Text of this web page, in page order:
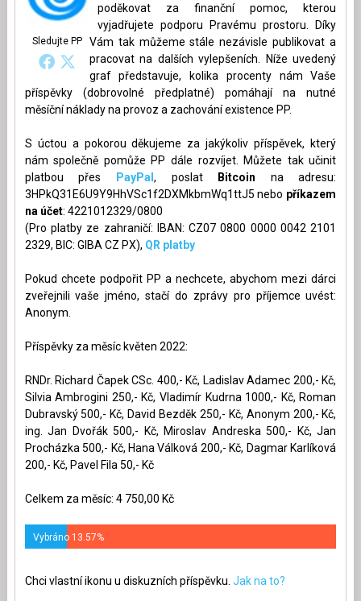
Sledujte PP
poděkovat za finanční pomoc, kterou
vyjadřujete podporu Pravému prostoru. Díky
Vám tak můžeme stále nezávisle publikovat a
pracovat na dalších vylepšeních. Níže uvedený
graf představuje, kolika procenty nám Vaše
příspěvky (dobrovolné předplatné) pomáhají na nutné
měsíční náklady na provoz a zachování existence PP.
S úctou a pokorou děkujeme za jakýkoliv příspěvek, který
nám společně pomůže PP dále rozvíjet. Můžete tak učinit
platbou přes
PayPal, poslat Bitcoin na adresu:
3HPkQ31E6U9Y9HhVSc1f2DXMkbmWq1ttJ5 nebo příkazem
na účet: 4221012329/0800
(Pro platby ze zahraničí: IBAN: CZ07 0800 0000 0042 2101
2329, BIC: GIBA CZ PX), QR platby
Pokud chcete podpořit PP a nechcete, abychom mezi dárci
zveřejnili vaše jméno, stačí do zprávy pro příjemce uvést:
Anonym.
Příspěvky za měsíc květen 2022:
RNDr. Richard Čapek CSc. 400,- Kč, Ladislav Adamec 200,- Kč,
Silvia Ambrogini 250,- Kč, Vladimír Kudrna 1000,- Kč, Roman
Dubravský 500,- Kč, David Bezděk 250,- Kč, Anonym 200,- Kč,
ing. Jan Dvořák 500,- Kč, Miroslav Andreska 500,- Kč, Jan
Procházka 500,- Kč, Hana Válková 200,- Kč, Dagmar Karlíková
200,- Kč, Pavel Fila 50,- Kč
Celkem za měsíc: 4 750,00 Kč
Vybráno 13.57%
Chci vlastní ikonu u diskuzních příspěvku. Jak na to?